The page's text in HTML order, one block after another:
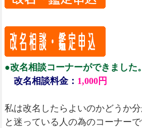
●改名相談コーナーができました。
改名相談料金： 1,000円
私は改名したらよいのかどうか分
と迷っている人の為のコーナーで